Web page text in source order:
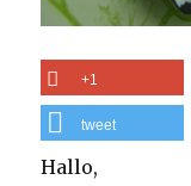
+1
tweet
Hallo,